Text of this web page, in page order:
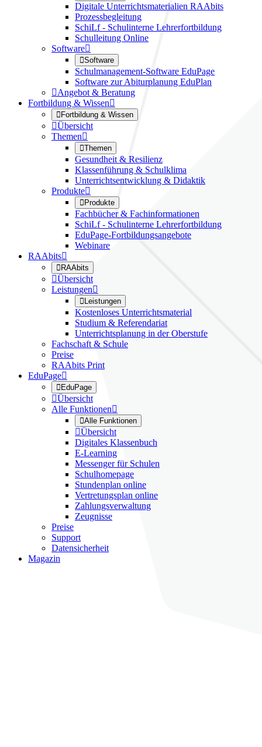
Digitale Unterrichtsmaterialien RAAbits
Prozessbegleitung
SchiLf - Schulinterne Lehrerfortbildung
Schulleitung Online
Software
Software
Schulmanagement-Software EduPage
Software zur Abiturplanung EduPlan
Angebot & Beratung
Fortbildung & Wissen
Fortbildung & Wissen
Übersicht
Themen
Themen
Gesundheit & Resilienz
Klassenführung & Schulklima
Unterrichtsentwicklung & Didaktik
Produkte
Produkte
Fachbücher & Fachinformationen
SchiLf - Schulinterne Lehrerfortbildung
EduPage-Fortbildungsangebote
Webinare
RAAbits
RAAbits
Übersicht
Leistungen
Leistungen
Kostenloses Unterrichtsmaterial
Studium & Referendariat
Unterrichtsplanung in der Oberstufe
Fachschaft & Schule
Preise
RAAbits Print
EduPage
EduPage
Übersicht
Alle Funktionen
Alle Funktionen
Übersicht
Digitales Klassenbuch
E-Learning
Messenger für Schulen
Schulhomepage
Stundenplan online
Vertretungsplan online
Zahlungsverwaltung
Zeugnisse
Preise
Support
Datensicherheit
Magazin